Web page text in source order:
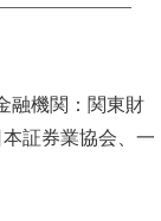
融機関：関東財
証券業協会、一